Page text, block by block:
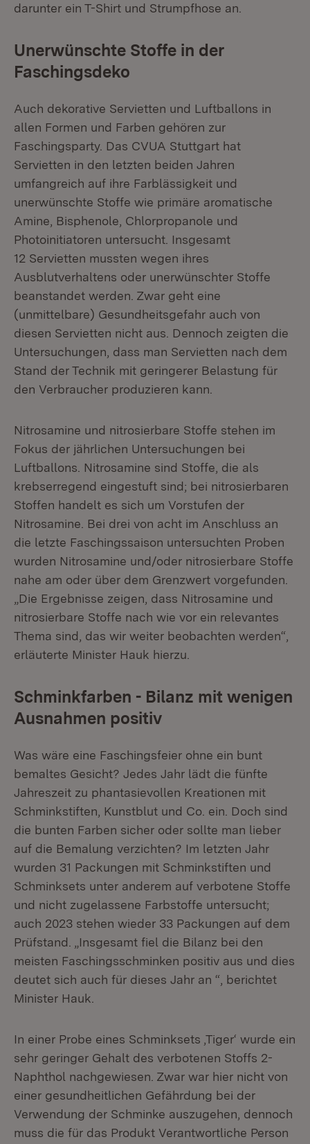
darunter ein T-Shirt und Strumpfhose an.
Unerwünschte Stoffe in der
Faschingsdeko
Auch dekorative Servietten und Luftballons in
allen Formen und Farben gehören zur
Faschingsparty. Das CVUA Stuttgart hat
Servietten in den letzten beiden Jahren
umfangreich auf ihre Farblässigkeit und
unerwünschte Stoffe wie primäre aromatische
Amine, Bisphenole, Chlorpropanole und
Photoinitiatoren untersucht. Insgesamt
12 Servietten mussten wegen ihres
Ausblutverhaltens oder unerwünschter Stoffe
beanstandet werden. Zwar geht eine
(unmittelbare) Gesundheitsgefahr auch von
diesen Servietten nicht aus. Dennoch zeigten die
Untersuchungen, dass man Servietten nach dem
Stand der Technik mit geringerer Belastung für
den Verbraucher produzieren kann.
Nitrosamine und nitrosierbare Stoffe stehen im
Fokus der jährlichen Untersuchungen bei
Luftballons. Nitrosamine sind Stoffe, die als
krebserregend eingestuft sind; bei nitrosierbaren
Stoffen handelt es sich um Vorstufen der
Nitrosamine. Bei drei von acht im Anschluss an
die letzte Faschingssaison untersuchten Proben
wurden Nitrosamine und/oder nitrosierbare Stoffe
nahe am oder über dem Grenzwert vorgefunden.
„Die Ergebnisse zeigen, dass Nitrosamine und
nitrosierbare Stoffe nach wie vor ein relevantes
Thema sind, das wir weiter beobachten werden“,
erläuterte Minister Hauk hierzu.
Schminkfarben - Bilanz mit wenigen
Ausnahmen positiv
Was wäre eine Faschingsfeier ohne ein bunt
bemaltes Gesicht? Jedes Jahr lädt die fünfte
Jahreszeit zu phantasievollen Kreationen mit
Schminkstiften, Kunstblut und Co. ein. Doch sind
die bunten Farben sicher oder sollte man lieber
auf die Bemalung verzichten? Im letzten Jahr
wurden 31 Packungen mit Schminkstiften und
Schminksets unter anderem auf verbotene Stoffe
und nicht zugelassene Farbstoffe untersucht;
auch 2023 stehen wieder 33 Packungen auf dem
Prüfstand. „Insgesamt fiel die Bilanz bei den
meisten Faschingsschminken positiv aus und dies
deutet sich auch für dieses Jahr an “, berichtet
Minister Hauk.
In einer Probe eines Schminksets ‚Tiger‘ wurde ein
sehr geringer Gehalt des verbotenen Stoffs 2-
Naphthol nachgewiesen. Zwar war hier nicht von
einer gesundheitlichen Gefährdung bei der
Verwendung der Schminke auszugehen, dennoch
muss die für das Produkt Verantwortliche Person